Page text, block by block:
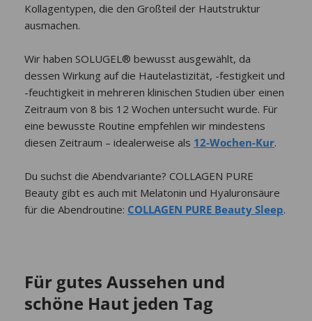
Kollagentypen, die den Großteil der Hautstruktur
ausmachen.
Wir haben SOLUGEL® bewusst ausgewählt, da
dessen Wirkung auf die Hautelastizität, -festigkeit und
-feuchtigkeit in mehreren klinischen Studien über einen
Zeitraum von 8 bis 12 Wochen untersucht wurde. Für
eine bewusste Routine empfehlen wir mindestens
diesen Zeitraum – idealerweise als 12-Wochen-Kur.
Du suchst die Abendvariante? COLLAGEN PURE
Beauty gibt es auch mit Melatonin und Hyaluronsäure
für die Abendroutine: COLLAGEN PURE Beauty Sleep.
Für gutes Aussehen und
schöne Haut jeden Tag